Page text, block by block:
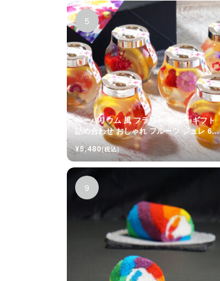
ハーバリウム 風 フラワー ゼリー ギフト
詰め合わせ おしゃれ フルーツ ジュレ 6個
入
¥5,480(税込)